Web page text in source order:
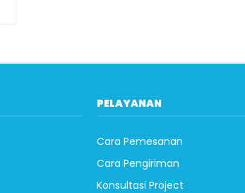
PELAYANAN
Cara Pemesanan
Cara Pengiriman
Konsultasi Project